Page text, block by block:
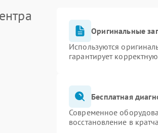
Оригинальные
Используются
гарантирует
Бесплатная
Современное
восстановление в